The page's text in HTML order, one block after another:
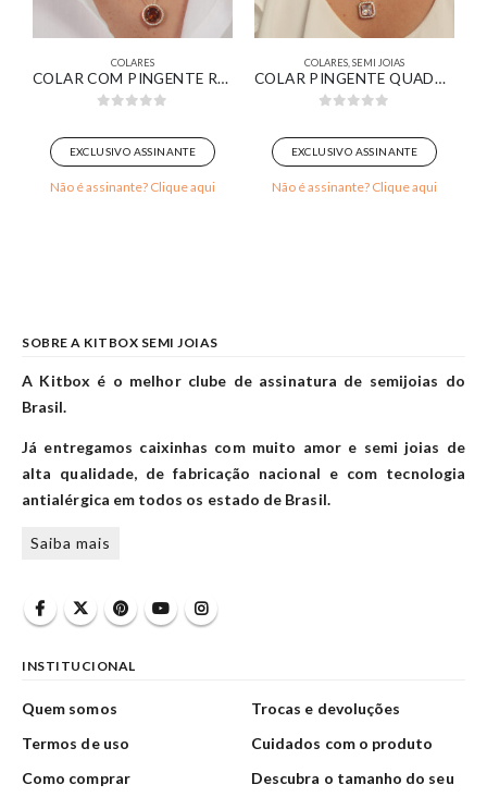
COLARES
COLAR COM PINGENTE REDONDO ADORNO CRAVEJADO COM ZIRCÔNIA MARROM BANHADO EM OURO 18K
EXCLUSIVO ASSINANTE
Não é assinante? Clique aqui
COLARES,SEMI JOIAS
COLAR PINGENTE QUADRADO ZIRCÔNIA CRISTAL CRAVEJADO BANHADO EM OURO 18K
EXCLUSIVO ASSINANTE
Não é assinante? Clique aqui
SOBRE A KITBOX SEMI JOIAS
A Kitbox é o melhor clube de assinatura de semijoias do
Brasil.
Já entregamos caixinhas com muito amor e semi joias de
alta qualidade, de fabricação nacional e com tecnologia
antialérgica em todos os estado de Brasil.
Saiba mais
INSTITUCIONAL
Quem somos
Termos de uso
Como comprar
Trocas e devoluções
Cuidados com o produto
Descubra o tamanho do seu